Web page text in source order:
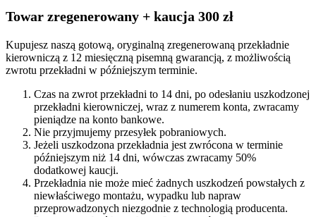
Towar zregenerowany + kaucja 300 zł
Kupujesz naszą gotową, oryginalną zregenerowaną przekładnie
kierowniczą z 12 miesięczną pisemną gwarancją, z możliwością
zwrotu przekładni w późniejszym terminie.
Czas na zwrot przekładni to 14 dni, po odesłaniu uszkodzonej
przekładni kierowniczej, wraz z numerem konta, zwracamy
pieniądze na konto bankowe.
Nie przyjmujemy przesyłek pobraniowych.
Jeżeli uszkodzona przekładnia jest zwrócona w terminie
późniejszym niż 14 dni, wówczas zwracamy 50%
dodatkowej kaucji.
Przekładnia nie może mieć żadnych uszkodzeń powstałych z
niewłaściwego montażu, wypadku lub napraw
przeprowadzonych niezgodnie z technologią producenta.